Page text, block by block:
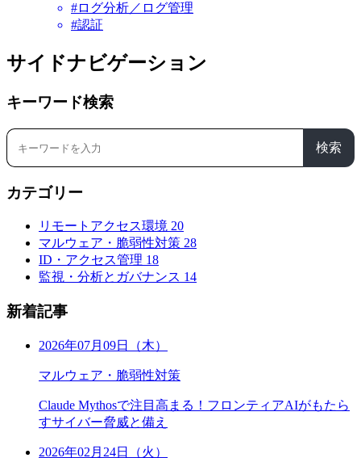
#ログ分析／ログ管理
#認証
サイドナビゲーション
キーワード検索
検索
カテゴリー
リモートアクセス環境 20
マルウェア・脆弱性対策 28
ID・アクセス管理 18
監視・分析とガバナンス 14
新着記事
2026年07月09日（木）
マルウェア・脆弱性対策
Claude Mythosで注目高まる！フロンティアAIがもたら
すサイバー脅威と備え
2026年02月24日（火）